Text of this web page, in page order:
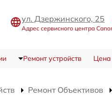
ул. Дзержинского, 25
Адрес сервисного центра
Ремонт устройств Цена
Ремонт Объективов